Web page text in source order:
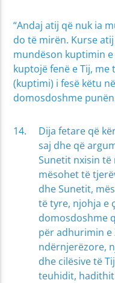
“Andaj atij që nuk ia
do të mirën. Kurse
mundëson kuptimin
kuptojë fenë e Tij, me
(kuptimi) i fesë këtu
domosdoshme
Dija fetare që
saj dhe që
Sunetit nxisin të
mësohet të
dhe Sunetit,
të tyre, njohja e
domosdoshme
për adhurimin
ndërnjerëzore,
dhe cilësive të
teuhidit,